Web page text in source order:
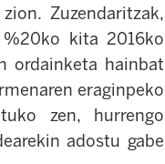
Zuzendaritzak,
kita 2016ko
ordainketa hainbat
eraginpeko
zen, hurrengo
adostu gabe